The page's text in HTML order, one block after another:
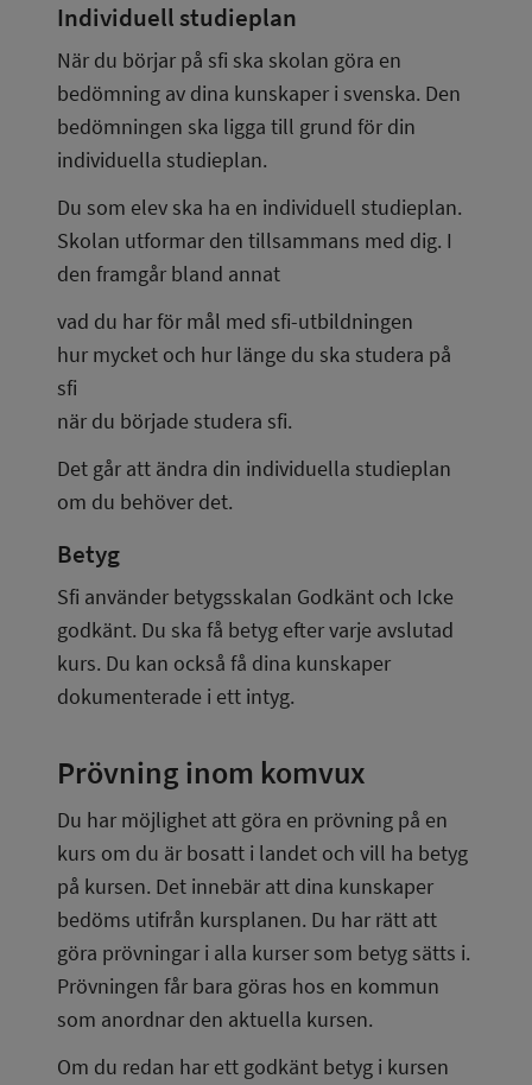
Individuell studieplan
När du börjar på sfi ska skolan göra en
bedömning av dina kunskaper i svenska. Den
bedömningen ska ligga till grund för din
individuella studieplan.
Du som elev ska ha en individuell studieplan.
Skolan utformar den tillsammans med dig. I
den framgår bland annat
vad du har för mål med sfi-utbildningen
hur mycket och hur länge du ska studera på
sfi
när du började studera sfi.
Det går att ändra din individuella studieplan
om du behöver det.
Betyg
Sfi använder betygsskalan Godkänt och Icke
godkänt. Du ska få betyg efter varje avslutad
kurs. Du kan också få dina kunskaper
dokumenterade i ett intyg.
Prövning inom komvux
Du har möjlighet att göra en prövning på en
kurs om du är bosatt i landet och vill ha betyg
på kursen. Det innebär att dina kunskaper
bedöms utifrån kursplanen. Du har rätt att
göra prövningar i alla kurser som betyg sätts i.
Prövningen får bara göras hos en kommun
som anordnar den aktuella kursen.
Om du redan har ett godkänt betyg i kursen